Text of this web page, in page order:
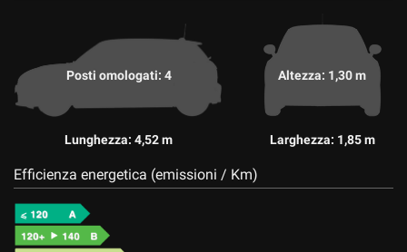
Posti omologati: 4
Lunghezza: 4,52 m
Altezza: 1,30 m
Larghezza: 1,85 m
Efficienza energetica (emissioni / Km)